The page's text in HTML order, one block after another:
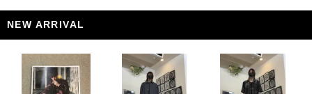
NEW ARRIVAL